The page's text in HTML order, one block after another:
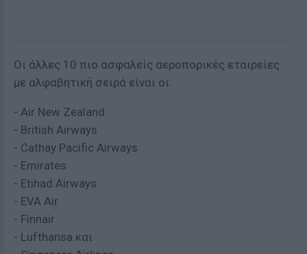
Οι άλλες 10 πιο ασφαλείς αεροπορικές εταιρείες
με αλφαβητική σειρά είναι οι:
- Air New Zealand
- British Airways
- Cathay Pacific Airways
- Emirates
- Etihad Airways
- EVA Air
- Finnair
- Lufthansa και